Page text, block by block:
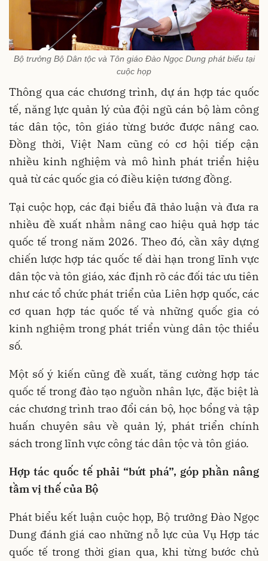
Bộ trưởng Bộ Dân tộc và Tôn giáo Đào Ngọc Dung phát biểu tại
cuộc họp
Thông qua các chương trình, dự án hợp tác quốc
tế, năng lực quản lý của đội ngũ cán bộ làm công
tác dân tộc, tôn giáo từng bước được nâng cao.
Đồng thời, Việt Nam cũng có cơ hội tiếp cận
nhiều kinh nghiệm và mô hình phát triển hiệu
quả từ các quốc gia có điều kiện tương đồng.
Tại cuộc họp, các đại biểu đã thảo luận và đưa ra
nhiều đề xuất nhằm nâng cao hiệu quả hợp tác
quốc tế trong năm 2026. Theo đó, cần xây dựng
chiến lược hợp tác quốc tế dài hạn trong lĩnh vực
dân tộc và tôn giáo, xác định rõ các đối tác ưu tiên
như các tổ chức phát triển của Liên hợp quốc, các
cơ quan hợp tác quốc tế và những quốc gia có
kinh nghiệm trong phát triển vùng dân tộc thiểu
số.
Một số ý kiến cũng đề xuất, tăng cường hợp tác
quốc tế trong đào tạo nguồn nhân lực, đặc biệt là
các chương trình trao đổi cán bộ, học bổng và tập
huấn chuyên sâu về quản lý, phát triển chính
sách trong lĩnh vực công tác dân tộc và tôn giáo.
Hợp tác quốc tế phải “bứt phá”, góp phần nâng
tầm vị thế của Bộ
Phát biểu kết luận cuộc họp, Bộ trưởng Đào Ngọc
Dung đánh giá cao những nỗ lực của Vụ Hợp tác
quốc tế trong thời gian qua, khi từng bước chủ